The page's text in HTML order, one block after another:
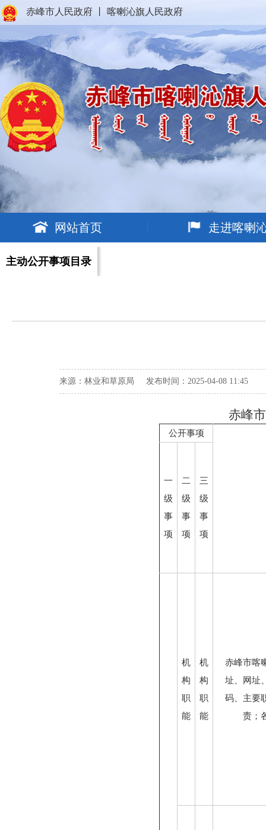
赤峰市人民政府 喀喇沁旗人民政府
网站首页 走进喀喇
主动公开事项目录
来源：林业和草原局 发布时间：2025-04-08 11:45
赤峰
公开事项
一
级
事
项
二
级
事
项
三
级
事
项
机
构
职
能
机
构
职
能
赤峰市喀
址、网址
码、主要
责；